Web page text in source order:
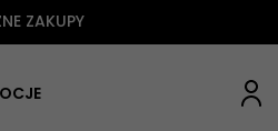
ZAKUPY